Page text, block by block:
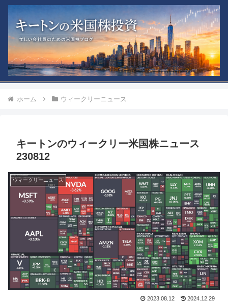
ホーム ウィークリーニュース
キートンのウィークリー米国株ニュース
230812
ウィークリーニュース
2023.08.12 2024.12.29